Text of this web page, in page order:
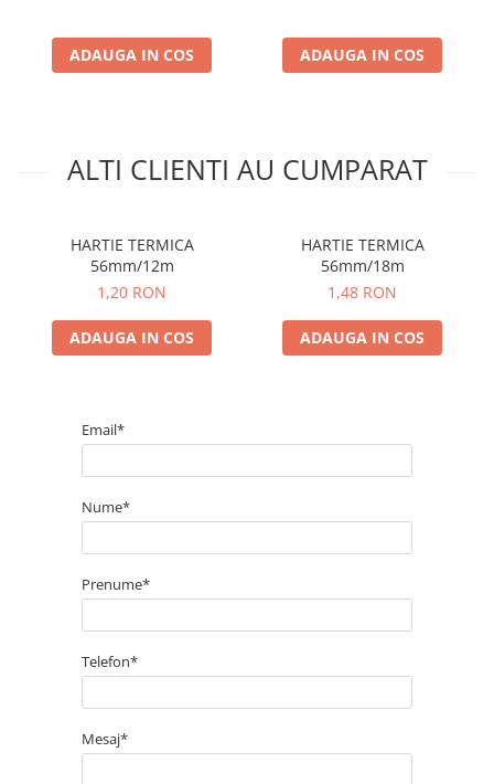
ADAUGA IN COS ADAUGA IN COS
ALTI CLIENTI AU CUMPARAT
HARTIE TERMICA
56mm/12m
1,20 RON
ADAUGA IN COS
HARTIE TERMICA
56mm/18m
1,48 RON
ADAUGA IN COS
Email*
Nume*
Prenume*
Telefon*
Mesaj*